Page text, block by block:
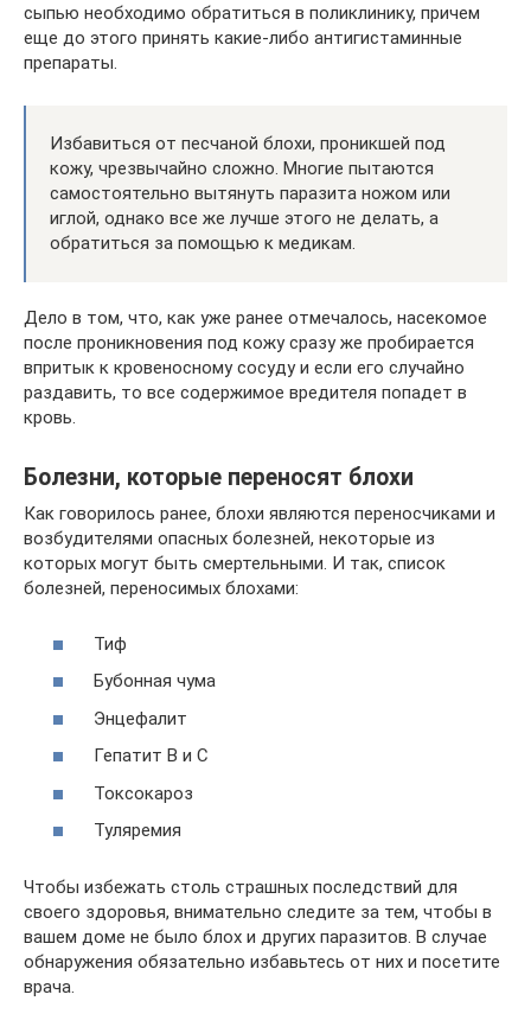
сыпью необходимо обратиться в поликлинику, причем
еще до этого принять какие-либо антигистаминные
препараты.
Избавиться от песчаной блохи, проникшей под
кожу, чрезвычайно сложно. Многие пытаются
самостоятельно вытянуть паразита ножом или
иглой, однако все же лучше этого не делать, а
обратиться за помощью к медикам.
Дело в том, что, как уже ранее отмечалось, насекомое
после проникновения под кожу сразу же пробирается
впритык к кровеносному сосуду и если его случайно
раздавить, то все содержимое вредителя попадет в
кровь.
Болезни, которые переносят блохи
Как говорилось ранее, блохи являются переносчиками и
возбудителями опасных болезней, некоторые из
которых могут быть смертельными. И так, список
болезней, переносимых блохами:
Тиф
Бубонная чума
Энцефалит
Гепатит В и С
Токсокароз
Туляремия
Чтобы избежать столь страшных последствий для
своего здоровья, внимательно следите за тем, чтобы в
вашем доме не было блох и других паразитов. В случае
обнаружения обязательно избавьтесь от них и посетите
врача.